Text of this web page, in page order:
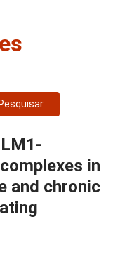
in
and chronic